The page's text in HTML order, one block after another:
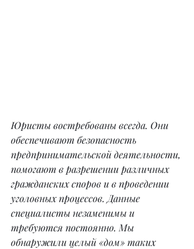
Юристы востребованы всегда. Они
обеспечивают безопасность
предпринимательской деятельности,
помогают в разрешении различных
гражданских споров и в проведении
уголовных процессов. Данные
специалисты незаменимы и
требуются постоянно. Мы
обнаружили целый «дом» таких